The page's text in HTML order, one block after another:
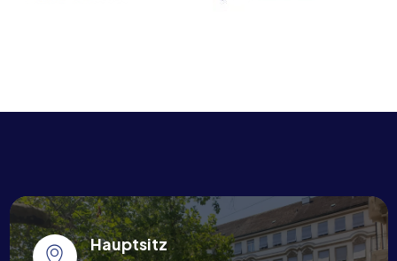
Hauptsitz